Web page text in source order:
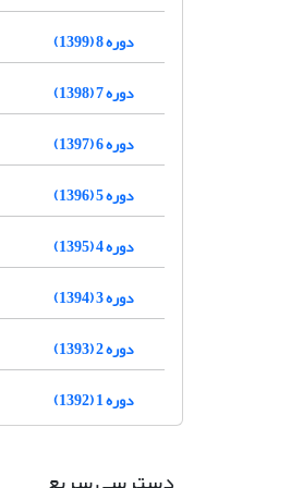
دوره 8 (1399)
دوره 7 (1398)
دوره 6 (1397)
دوره 5 (1396)
دوره 4 (1395)
دوره 3 (1394)
دوره 2 (1393)
دوره 1 (1392)